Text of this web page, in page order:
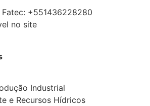
+551436228280
no site
Industrial
e Recursos Hídricos